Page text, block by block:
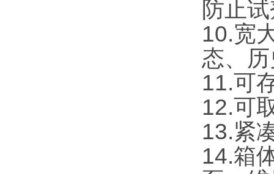
防止
10.宽
态、
11.可
12.可
13.紧
14.箱